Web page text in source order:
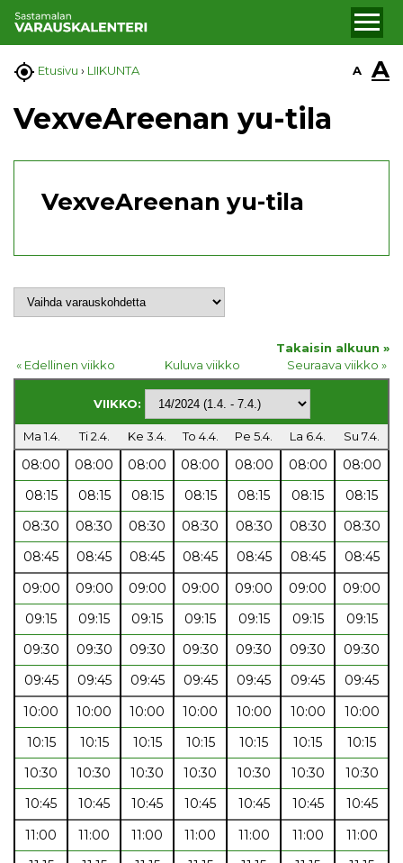
 Etusivu › LIIKUNTA A A
VexveAreenan yu-tila
VexveAreenan yu-tila
Takaisin alkuun »
« Edellinen viikko
Kuluva viikko Seuraava viikko »
VIIKKO:
Ma 1.4. Ti 2.4. Ke 3.4. To 4.4. Pe 5.4. La 6.4. Su 7.4.
08:00 08:00 08:00 08:00 08:00 08:00
08:00
08:15
08:15 08:15 08:15 08:15 08:15
08:15
08:30
08:30 08:30 08:30 08:30 08:30
08:30
08:45
08:45 08:45 08:45 08:45 08:45
08:45
09:00
09:00 09:00 09:00 09:00 09:00
09:00
09:15
09:15 09:15 09:15 09:15 09:15
09:15
09:30
09:30 09:30 09:30 09:30 09:30
09:30
09:45
09:45 09:45 09:45 09:45 09:45
09:45
10:00
10:00 10:00 10:00 10:00 10:00
10:00
10:15
10:15 10:15 10:15 10:15 10:15
10:15
10:30
10:30 10:30 10:30 10:30 10:30
10:30
10:45
10:45 10:45 10:45 10:45 10:45
10:45
11:00
11:00 11:00 11:00 11:00 11:00
11:00